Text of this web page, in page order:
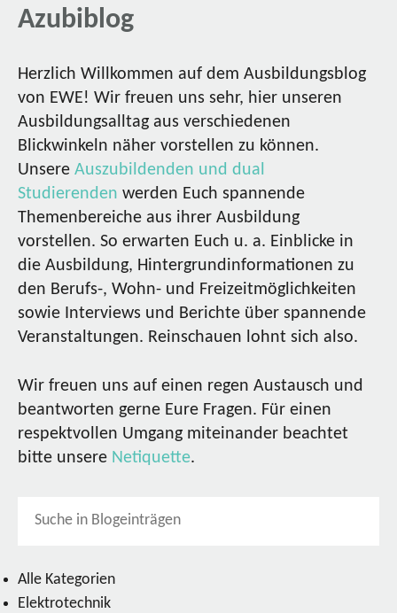
Azubiblog
Herzlich Willkommen auf dem Ausbildungsblog
von EWE! Wir freuen uns sehr, hier unseren
Ausbildungsalltag aus verschiedenen
Blickwinkeln näher vorstellen zu können.
Unsere Auszubildenden und dual
Studierenden werden Euch spannende
Themenbereiche aus ihrer Ausbildung
vorstellen. So erwarten Euch u. a. Einblicke in
die Ausbildung, Hintergrundinformationen zu
den Berufs-, Wohn- und Freizeitmöglichkeiten
sowie Interviews und Berichte über spannende
Veranstaltungen. Reinschauen lohnt sich also.
Wir freuen uns auf einen regen Austausch und
beantworten gerne Eure Fragen. Für einen
respektvollen Umgang miteinander beachtet
bitte unsere Netiquette.
Alle Kategorien
Elektrotechnik